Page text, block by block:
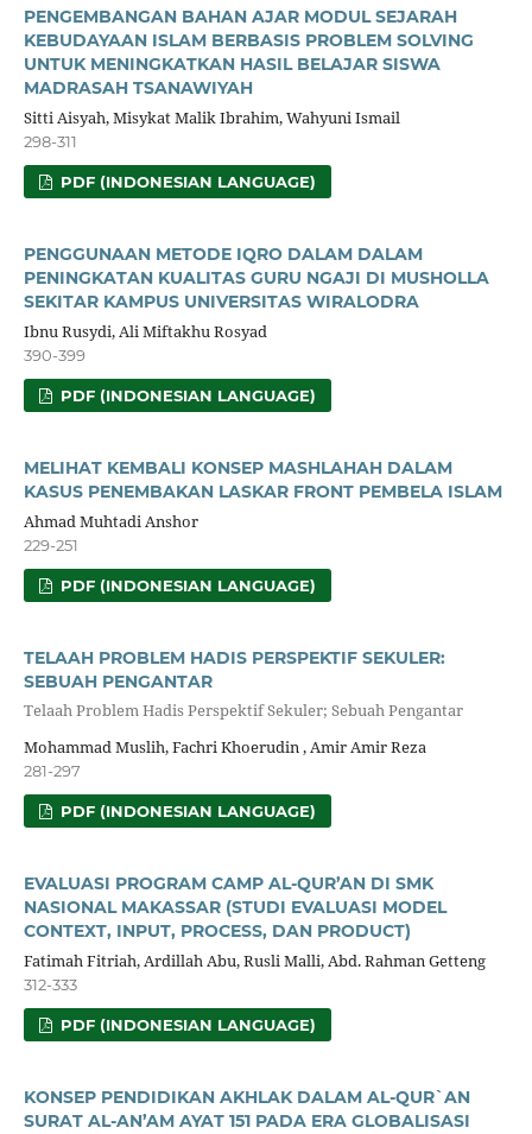
PENGEMBANGAN BAHAN AJAR MODUL SEJARAH
KEBUDAYAAN ISLAM BERBASIS PROBLEM SOLVING
UNTUK MENINGKATKAN HASIL BELAJAR SISWA
MADRASAH TSANAWIYAH
Sitti Aisyah, Misykat Malik Ibrahim, Wahyuni Ismail
298-311
PDF (INDONESIAN LANGUAGE)
PENGGUNAAN METODE IQRO DALAM DALAM
PENINGKATAN KUALITAS GURU NGAJI DI MUSHOLLA
SEKITAR KAMPUS UNIVERSITAS WIRALODRA
Ibnu Rusydi, Ali Miftakhu Rosyad
390-399
PDF (INDONESIAN LANGUAGE)
MELIHAT KEMBALI KONSEP MASHLAHAH DALAM
KASUS PENEMBAKAN LASKAR FRONT PEMBELA ISLAM
Ahmad Muhtadi Anshor
229-251
PDF (INDONESIAN LANGUAGE)
TELAAH PROBLEM HADIS PERSPEKTIF SEKULER:
SEBUAH PENGANTAR
Telaah Problem Hadis Perspektif Sekuler; Sebuah Pengantar
Mohammad Muslih, Fachri Khoerudin , Amir Amir Reza
281-297
PDF (INDONESIAN LANGUAGE)
EVALUASI PROGRAM CAMP AL-QUR’AN DI SMK
NASIONAL MAKASSAR (STUDI EVALUASI MODEL
CONTEXT, INPUT, PROCESS, DAN PRODUCT)
Fatimah Fitriah, Ardillah Abu, Rusli Malli, Abd. Rahman Getteng
312-333
PDF (INDONESIAN LANGUAGE)
KONSEP PENDIDIKAN AKHLAK DALAM AL-QUR`AN
SURAT AL-AN’AM AYAT 151 PADA ERA GLOBALISASI